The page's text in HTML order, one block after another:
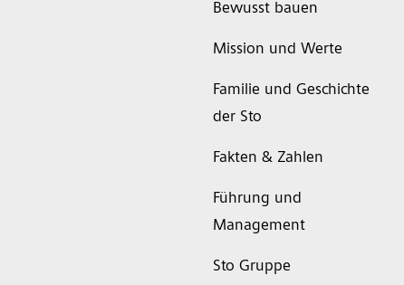
Bewusst bauen
Mission und Werte
Familie und Geschichte
der Sto
Fakten & Zahlen
Führung und
Management
Sto Gruppe